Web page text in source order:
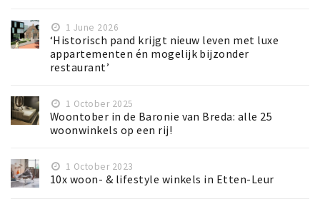
1 June 2026
‘Historisch pand krijgt nieuw leven met luxe
appartementen én mogelijk bijzonder
restaurant’
1 October 2025
Woontober in de Baronie van Breda: alle 25
woonwinkels op een rij!
1 October 2023
10x woon- & lifestyle winkels in Etten-Leur